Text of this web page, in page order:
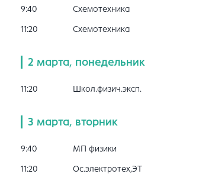
9:40 Схемотехника
11:20 Схемотехника
2 марта, понедельник
11:20 Школ.физич.эксп.
3 марта, вторник
9:40 МП физики
11:20 Ос.электротех,ЭТ